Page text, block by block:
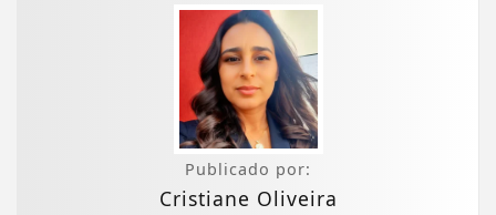
Publicado por:
Cristiane Oliveira